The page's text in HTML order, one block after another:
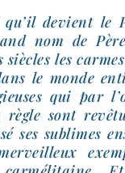
qu’il devient le
nom de
les
le monde
qui par
sont
ses sublimes